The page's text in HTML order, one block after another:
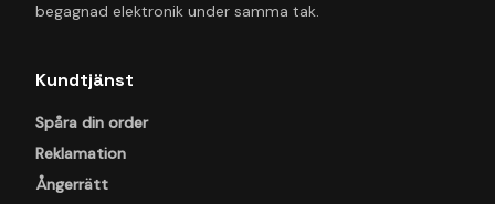
begagnad elektronik under samma tak.
Kundtjänst
Spåra din order
Reklamation
Ångerrätt